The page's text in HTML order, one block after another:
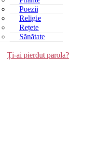
Poezii
Religie
Rețete
Sănătate
Ți-ai pierdut parola?